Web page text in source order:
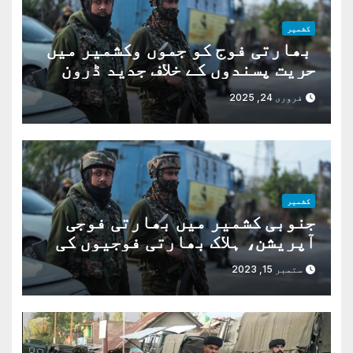
کشمیر
بھارتی فوج کو جموں وکشمیر میں
حریت پسندوں کے خلاف جدید ڈرون
مل گئے
فروری 24, 2025
کشمیر
جنوبی کشمیر میں بھارتی فوجی
آپریشن، ہلاک بھارتی فوجیوں کی
تعداد بڑھ کر4 ہو گئی
ستمبر 15, 2023